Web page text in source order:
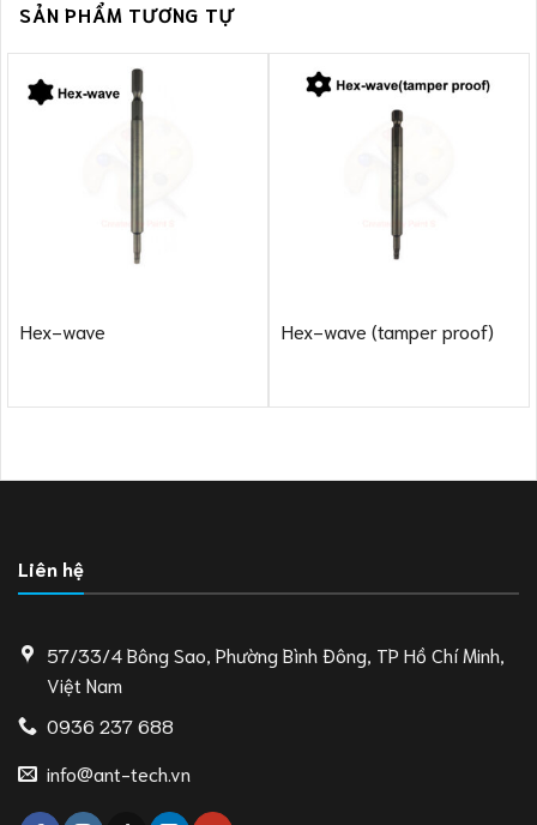
SẢN PHẨM TƯƠNG TỰ
Hex-wave Hex-wave (tamper proof)
Liên hệ
57/33/4 Bông Sao, Phường Bình Đông, TP Hồ Chí Minh,
Việt Nam
0936 237 688
info@ant-tech.vn